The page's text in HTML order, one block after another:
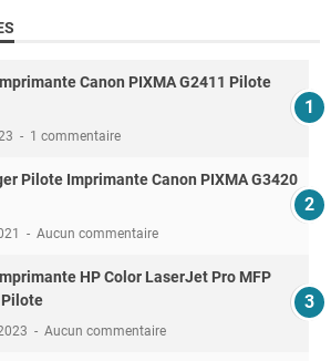
Canon PIXMA G2411 Pilote
1 commentaire
Pilote Imprimante Canon PIXMA G3420
Aucun commentaire
HP Color LaserJet Pro MFP
Aucun commentaire